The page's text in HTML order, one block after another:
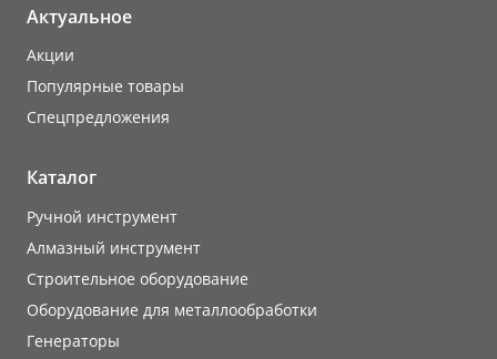
Актуальное
Акции
Популярные товары
Cпецпредложения
Каталог
Ручной инструмент
Алмазный инструмент
Строительное оборудование
Оборудование для металлообработки
Генераторы